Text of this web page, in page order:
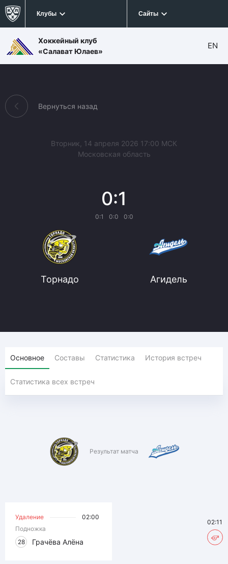
Клубы Сайты
Хоккейный клуб
«Салават Юлаев»
EN
Вернуться назад
Торнадо
Вторник, 14 апреля 2026 17:00 МСК
Московская область
0:1
0:1 0:0 0:0
Агидель
Основное Составы Статистика История встреч
Статистика всех встреч
Результат матча
Удаление
02:00
Подножка
28
Грачёва Алёна
02:11